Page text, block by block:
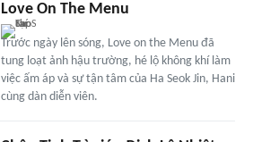
Love On The Menu
Trước ngày lên sóng, Love on the Menu đã
tung loạt ảnh hậu trường, hé lộ không khí làm
việc ấm áp và sự tận tâm của Ha Seok Jin, Hani
cùng dàn diễn viên.